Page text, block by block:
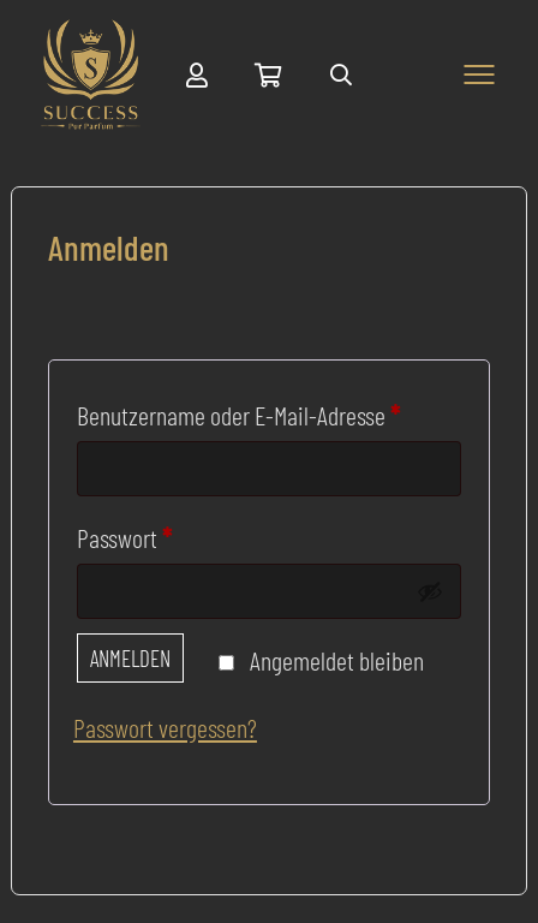
Suche
Anmelden
Benutzername oder E-Mail-Adresse*Erforderlich
Passwort*Erforderlich
Angemeldet bleiben
ANMELDEN
Passwort vergessen?